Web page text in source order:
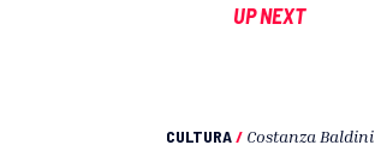
UP NEXT
CULTURA / Costanza Baldini